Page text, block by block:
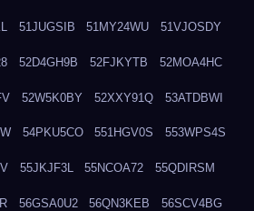
51JUGSIB 51MY24WU 51VJOSDY
52D4GH9B 52FJKYTB 52MOA4HC
52W5K0BY 52XXY91Q 53ATDBWI
54PKU5CO 551HGV0S 553WPS4S
55JKJF3L 55NCOA72 55QDIRSM
56GSA0U2 56QN3KEB 56SCV4BG